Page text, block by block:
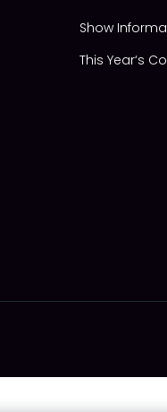
Show
This Year‘s